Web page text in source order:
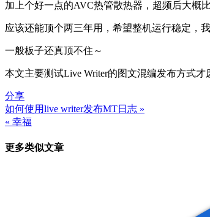
加上个好一点的AVC热管散热器，超频后大概
应该还能顶个两三年用，希望整机运行稳定，
一般板子还真顶不住～
本文主要测试Live Writer的图文混编发布方式
分享
文
章
导
如何使用live writer发布MT日志 »
« 幸福
更多类似文章